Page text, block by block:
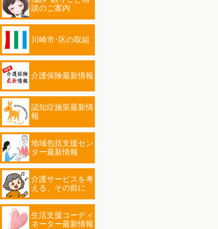
談のご案内
川崎市･区の取組
介護保険最新情報
認知症施策最新情
報
地域包括支援セン
ター最新情報
介護サービスを考
える、その前に
生活支援コーディ
ネーター最新情報